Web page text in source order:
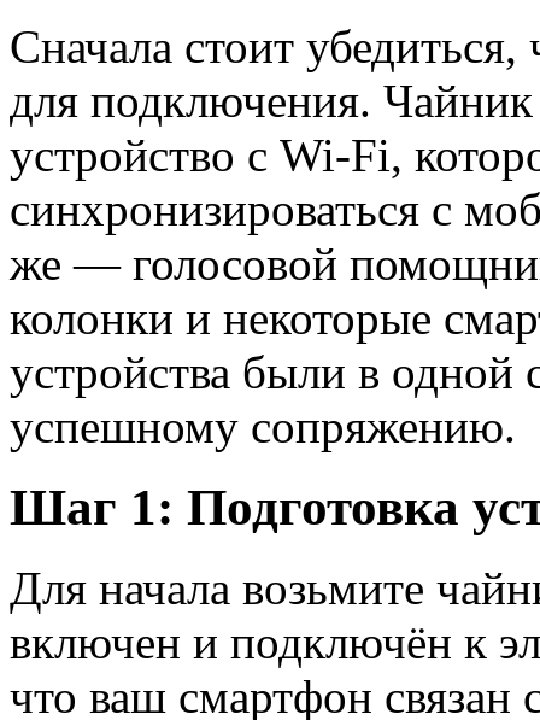
Сначала стоит
для подключения.
устройство с Wi-Fi,
синхронизироваться с
же — голосовой
колонки и некоторые
устройства были в одной
успешному сопряжению.
Шаг 1: Подготовка
Для начала возьмите
включен и подключён к
что ваш смартфон